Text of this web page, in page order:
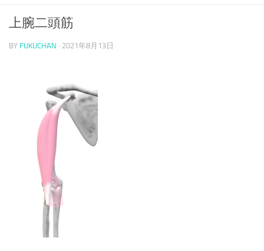
上腕二頭筋
BY FUKUCHAN · 2021年8月13日